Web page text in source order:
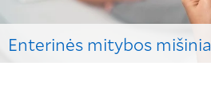
Enterinės mitybos